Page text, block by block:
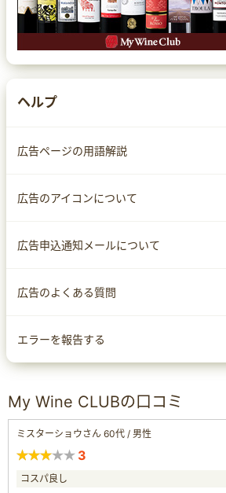
ヘルプ
広告ページの用語解説
広告のアイコンについて
広告申込通知メールについて
広告のよくある質問
エラーを報告する
My Wine CLUBの口コミ
ミスターショウさん 60代 / 男性
3
コスパ良し